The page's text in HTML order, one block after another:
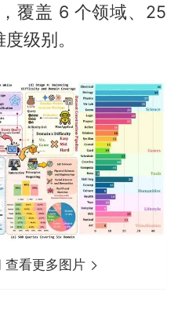
，覆盖 6 个领域、25
级别。
查看更多图片